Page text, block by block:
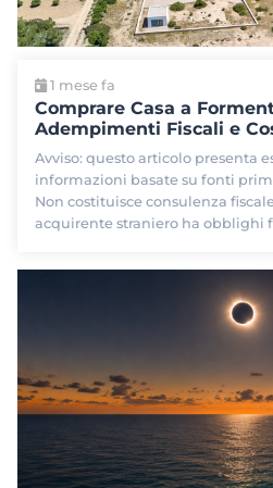
1 mese fa
Comprare Casa a
Adempimenti Fiscali e
Avviso: questo articolo presenta
informazioni basate su fonti
Non costituisce consulenza
acquirente straniero ha obblighi